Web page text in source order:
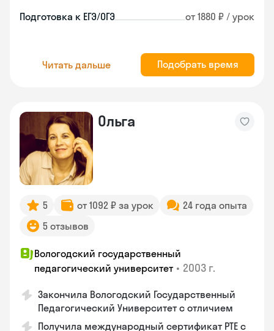
Подготовка к ЕГЭ/ОГЭ от 1880 ₽ / урок
Читать дальше Подобрать время
Ольга
5 от 1092 ₽ за урок
24 года опыта
5 отзывов
Вологодский государственный
педагогический университет • 2003 г.
Закончила Вологодский Государственный
Педагогический Университет с отличием
Получила международный сертификат PTE с